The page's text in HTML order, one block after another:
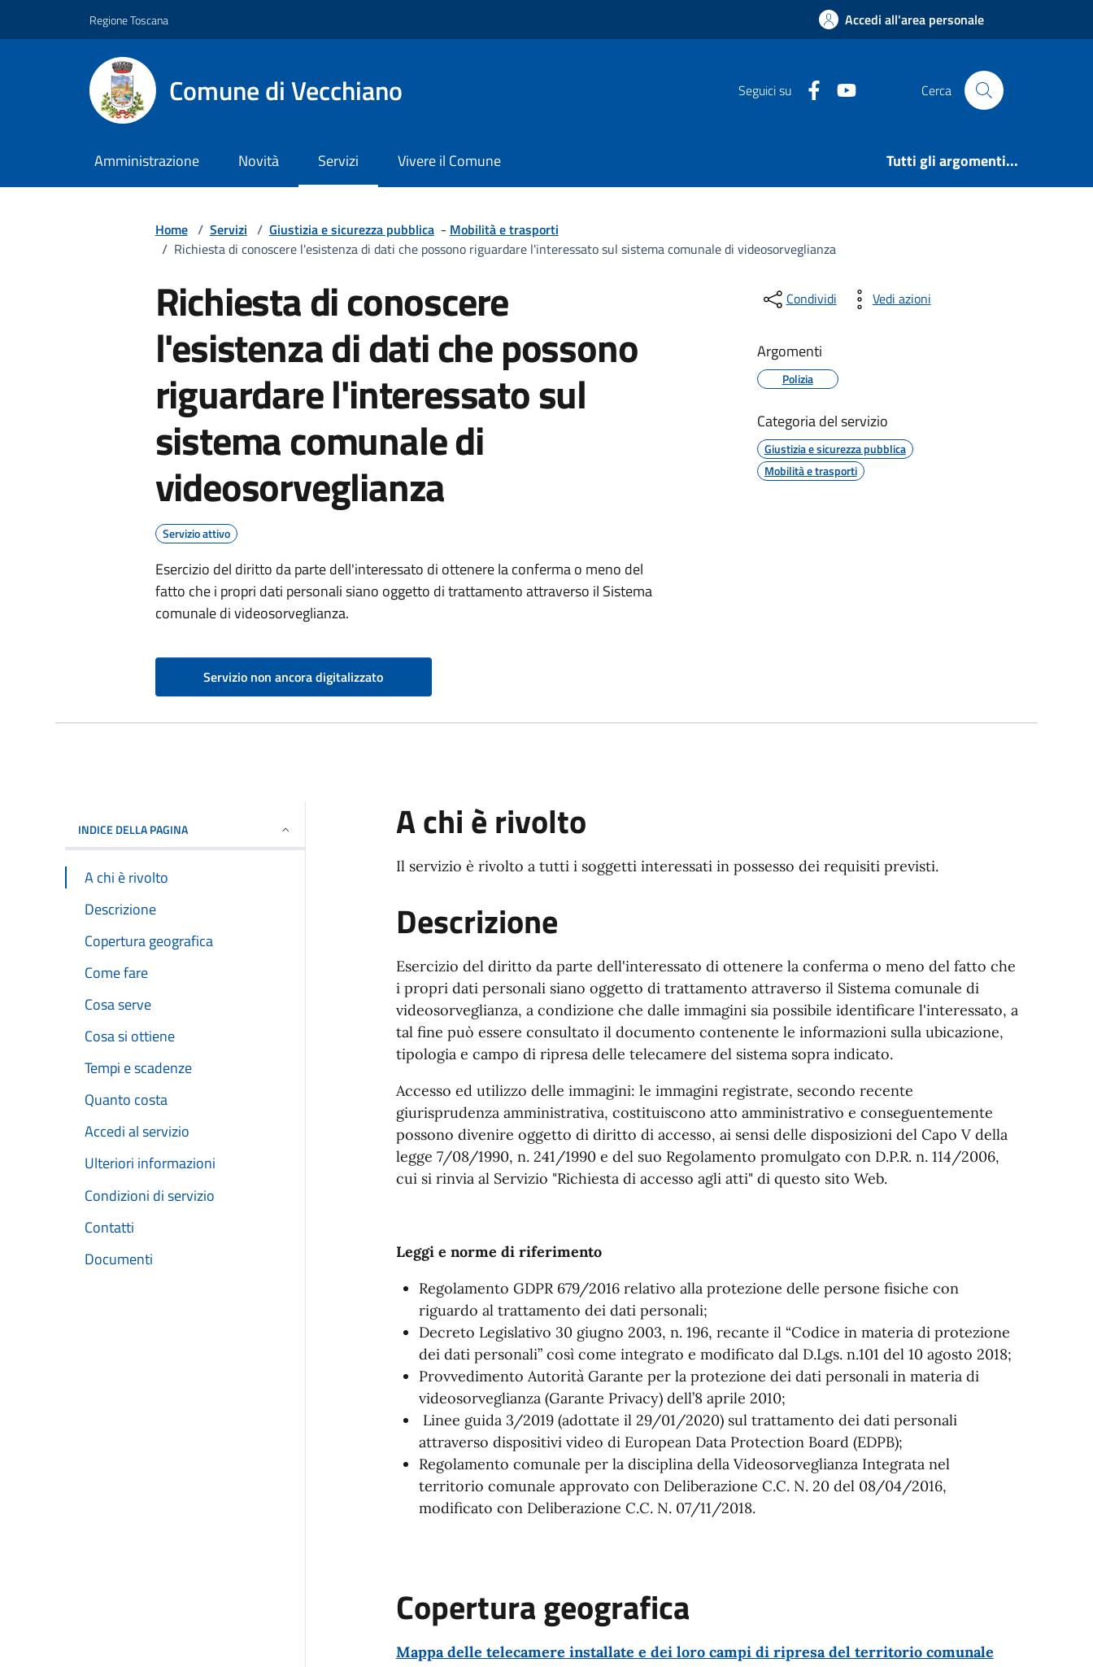
Regione Toscana Accedi all'area personale
Comune di Vecchiano Seguici su FacebookYoutube Cerca
Amministrazione Novità Servizi Vivere il Comune Tutti gli argomenti...
Home / Servizi / Giustizia e sicurezza pubblica- Mobilità e trasporti
/ Richiesta di conoscere l'esistenza di dati che possono riguardare l'interessato sul sistema comunale di videosorveglianza
Richiesta di conoscere
l'esistenza di dati che possono
riguardare l'interessato sul
sistema comunale di
videosorveglianza
Servizio attivo
Esercizio del diritto da parte dell'interessato di ottenere la conferma o meno del
fatto che i propri dati personali siano oggetto di trattamento attraverso il Sistema
comunale di videosorveglianza.
Servizio non ancora digitalizzato
Condividi Vedi azioni
Argomenti
Polizia
Categoria del servizio
Giustizia e sicurezza pubblica
Mobilità e trasporti
INDICE DELLA PAGINA
A chi è rivolto
Descrizione
Copertura geografica
Come fare
Cosa serve
Cosa si ottiene
Tempi e scadenze
Quanto costa
Accedi al servizio
Ulteriori informazioni
Condizioni di servizio
Contatti
Documenti
A chi è rivolto
Il servizio è rivolto a tutti i soggetti interessati in possesso dei requisiti previsti.
Descrizione
Esercizio del diritto da parte dell'interessato di ottenere la conferma o meno del fatto che
i propri dati personali siano oggetto di trattamento attraverso il Sistema comunale di
videosorveglianza, a condizione che dalle immagini sia possibile identificare l'interessato, a
tal fine può essere consultato il documento contenente le informazioni sulla ubicazione,
tipologia e campo di ripresa delle telecamere del sistema sopra indicato.
Accesso ed utilizzo delle immagini: le immagini registrate, secondo recente
giurisprudenza amministrativa, costituiscono atto amministrativo e conseguentemente
possono divenire oggetto di diritto di accesso, ai sensi delle disposizioni del Capo V della
legge 7/08/1990, n. 241/1990 e del suo Regolamento promulgato con D.P.R. n. 114/2006,
cui si rinvia al Servizio "Richiesta di accesso agli atti" di questo sito Web.
Leggi e norme di riferimento
Regolamento GDPR 679/2016 relativo alla protezione delle persone fisiche con
riguardo al trattamento dei dati personali;
Decreto Legislativo 30 giugno 2003, n. 196, recante il “Codice in materia di protezione
dei dati personali” così come integrato e modificato dal D.Lgs. n.101 del 10 agosto 2018;
Provvedimento Autorità Garante per la protezione dei dati personali in materia di
videosorveglianza (Garante Privacy) dell’8 aprile 2010;
Linee guida 3/2019 (adottate il 29/01/2020) sul trattamento dei dati personali
attraverso dispositivi video di European Data Protection Board (EDPB);
Regolamento comunale per la disciplina della Videosorveglianza Integrata nel
territorio comunale approvato con Deliberazione C.C. N. 20 del 08/04/2016,
modificato con Deliberazione C.C. N. 07/11/2018.
Copertura geografica
Mappa delle telecamere installate e dei loro campi di ripresa del territorio comunale